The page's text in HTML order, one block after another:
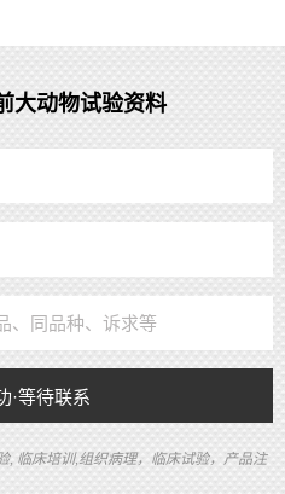
大动物试验资料
·等待联系
, 临床培训,组织病理，临床试验，产品注